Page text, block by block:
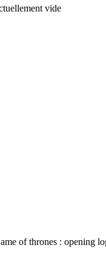
vide
of thrones : opening